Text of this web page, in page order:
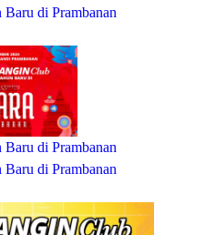
di Prambanan
di Prambanan
di Prambanan